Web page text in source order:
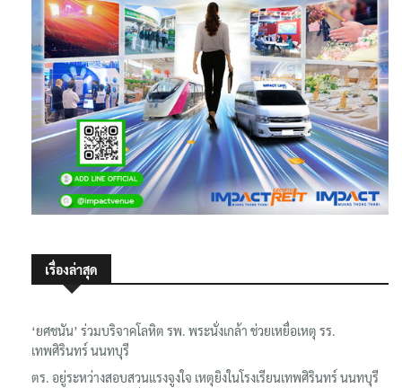
เรื่องล่าสุด
‘ยศชนัน’ ร่วมบริจาคโลหิต รพ. พระนั่งเกล้า ช่วยเหยื่อเหตุ รร.
เทพศิรินทร์ นนทบุรี
ตร. อยู่ระหว่างสอบสวนแรงจูงใจ เหตุยิงในโรงเรียนเทพศิรินทร์ นนทบุรี